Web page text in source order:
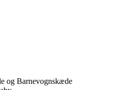
og Barnevognskæde